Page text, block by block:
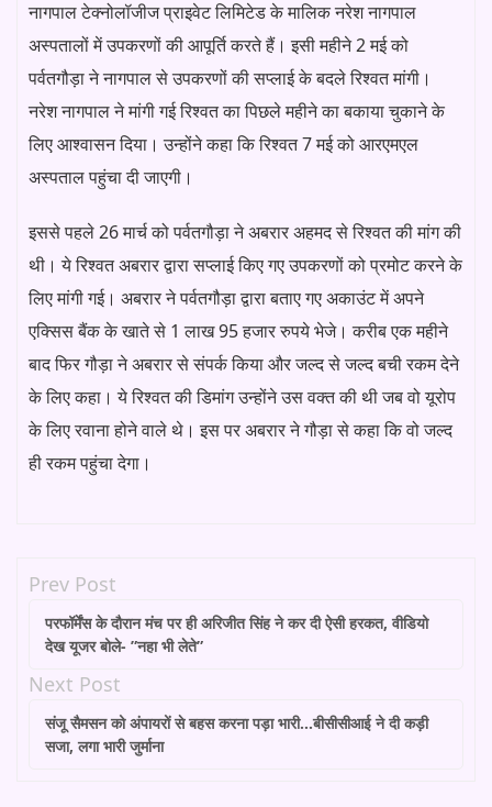
नागपाल टेक्नोलॉजीज प्राइवेट लिमिटेड के मालिक नरेश नागपाल
अस्पतालों में उपकरणों की आपूर्ति करते हैं। इसी महीने 2 मई को
पर्वतगौड़ा ने नागपाल से उपकरणों की सप्लाई के बदले रिश्वत मांगी।
नरेश नागपाल ने मांगी गई रिश्वत का पिछले महीने का बकाया चुकाने के
लिए आश्वासन दिया। उन्होंने कहा कि रिश्वत 7 मई को आरएमएल
अस्पताल पहुंचा दी जाएगी।
इससे पहले 26 मार्च को पर्वतगौड़ा ने अबरार अहमद से रिश्वत की मांग की
थी। ये रिश्वत अबरार द्वारा सप्लाई किए गए उपकरणों को प्रमोट करने के
लिए मांगी गई। अबरार ने पर्वतगौड़ा द्वारा बताए गए अकाउंट में अपने
एक्सिस बैंक के खाते से 1 लाख 95 हजार रुपये भेजे। करीब एक महीने
बाद फिर गौड़ा ने अबरार से संपर्क किया और जल्द से जल्द बची रकम देने
के लिए कहा। ये रिश्वत की डिमांग उन्होंने उस वक्त की थी जब वो यूरोप
के लिए रवाना होने वाले थे। इस पर अबरार ने गौड़ा से कहा कि वो जल्द
ही रकम पहुंचा देगा।
Prev Post
परफॉर्मेंस के दौरान मंच पर ही अरिजीत सिंह ने कर दी ऐसी हरकत, वीडियो
देख यूजर बोले- ”नहा भी लेते”
Next Post
संजू सैमसन को अंपायरों से बहस करना पड़ा भारी…बीसीसीआई ने दी कड़ी
सजा, लगा भारी जुर्माना